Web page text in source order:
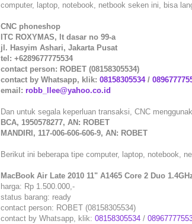
computer, laptop, notebook, netbook seken ini, bisa
CNC phoneshop
ITC ROXYMAS, lt dasar no 99-a
jl. Hasyim Ashari, Jakarta Pusat
tel: +6289677775534
contact person: ROBET (08158305534)
contact by Whatsapp, klik: 08158305534/
email: robb_llee@yahoo.co.id
Dan untuk segala keperluan transaksi, CNC
BCA, 1950578277, AN: ROBET
MANDIRI, 117-006-606-606-9, AN: ROBET
Berikut ini beberapa tipe computer, laptop, notebook,
MacBook Air Late 2010 11" A1465 Core 2 Duo
harga: Rp 1.500.000,-
status barang: ready
contact person: ROBET (08158305534)
contact by Whatsapp, klik: 08158305534 /